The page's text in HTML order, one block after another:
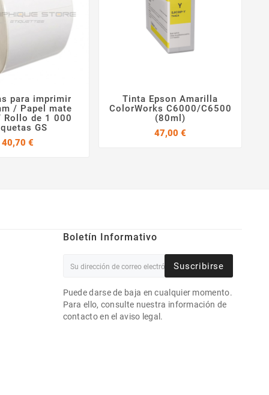

para imprimir
/ Papel mate
Rollo de 1 000
GS
40,70 €
 
Tinta Epson Amarilla
ColorWorks C6000/C6500
(80ml)
47,00 €
Boletín Informativo
Suscribirse
Puede darse de baja en cualquier momento.
Para ello, consulte nuestra información de
contacto en el aviso legal.